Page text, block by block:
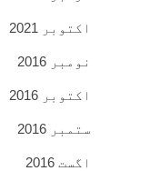
اکتوبر 2021
نومبر 2016
اکتوبر 2016
ستمبر 2016
اگست 2016